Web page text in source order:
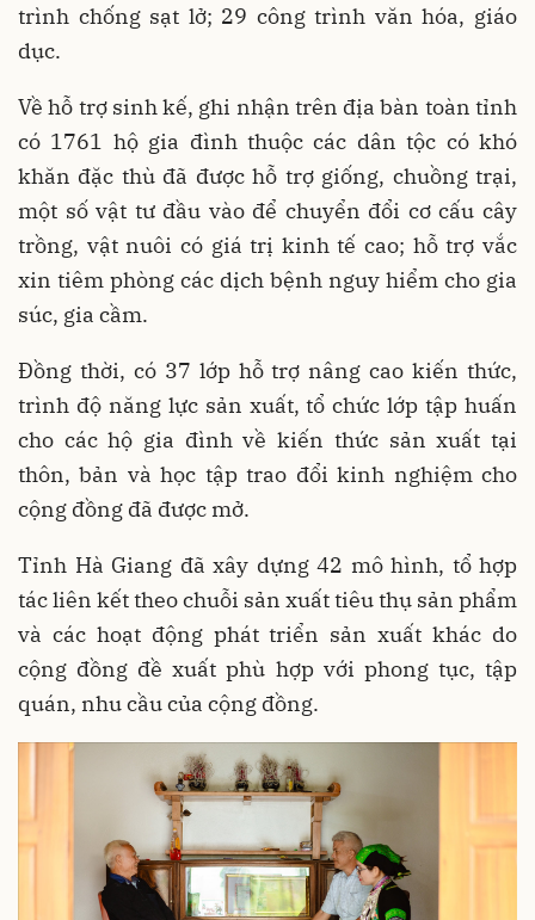
trình chống sạt lở; 29 công trình văn hóa, giáo
dục.
Về hỗ trợ sinh kế, ghi nhận trên địa bàn toàn tỉnh
có 1761 hộ gia đình thuộc các dân tộc có khó
khăn đặc thù đã được hỗ trợ giống, chuồng trại,
một số vật tư đầu vào để chuyển đổi cơ cấu cây
trồng, vật nuôi có giá trị kinh tế cao; hỗ trợ vắc
xin tiêm phòng các dịch bệnh nguy hiểm cho gia
súc, gia cầm.
Đồng thời, có 37 lớp hỗ trợ nâng cao kiến thức,
trình độ năng lực sản xuất, tổ chức lớp tập huấn
cho các hộ gia đình về kiến thức sản xuất tại
thôn, bản và học tập trao đổi kinh nghiệm cho
cộng đồng đã được mở.
Tỉnh Hà Giang đã xây dựng 42 mô hình, tổ hợp
tác liên kết theo chuỗi sản xuất tiêu thụ sản phẩm
và các hoạt động phát triển sản xuất khác do
cộng đồng đề xuất phù hợp với phong tục, tập
quán, nhu cầu của cộng đồng.